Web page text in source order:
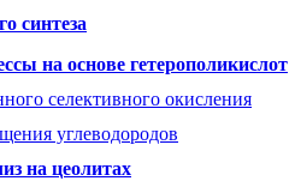
синтеза
на основе гетерополикислот
селективного окисления
углеводородов
на цеолитах